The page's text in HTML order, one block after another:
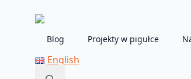
Blog Projekty w pigułce
English